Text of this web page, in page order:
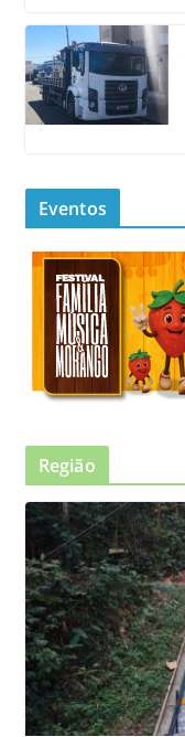
Eventos
Região